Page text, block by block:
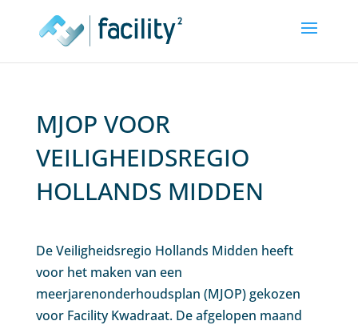
MJOP VOOR
VEILIGHEIDSREGIO
HOLLANDS MIDDEN
De Veiligheidsregio Hollands Midden heeft
voor het maken van een
meerjarenonderhoudsplan (MJOP) gekozen
voor Facility Kwadraat. De afgelopen maand